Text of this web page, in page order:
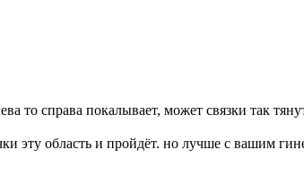
то справа покалывает, может связки так
эту область и пройдёт. но лучше с вашим